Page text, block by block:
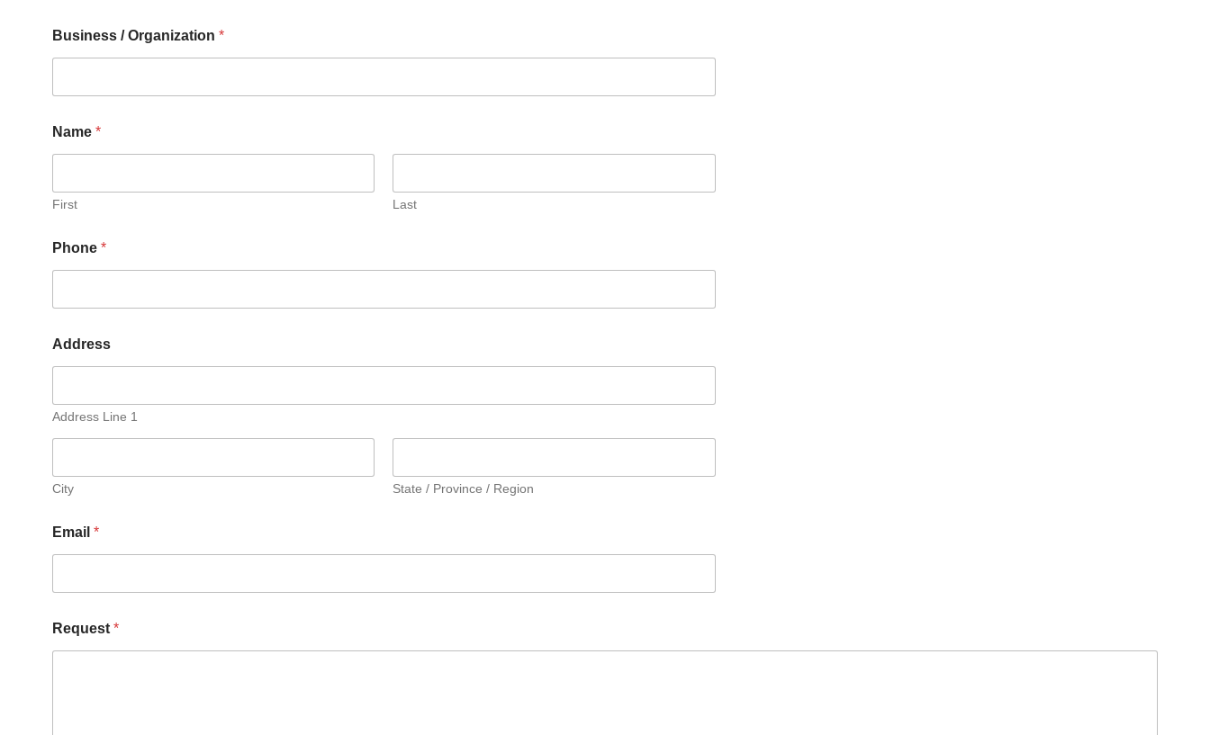
Business / Organization *
Name *
First Last
Phone *
Address
Address Line 1
City State / Province / Region
Email *
Request *